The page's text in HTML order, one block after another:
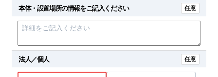
本体・設置場所の情報をご記入ください 任意
法人／個人 任意